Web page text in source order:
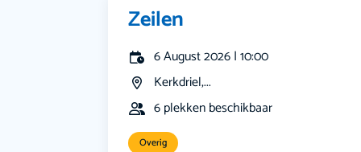
Zeilen
6 August 2026 | 10:00
Kerkdriel,...
6 plekken beschikbaar
Overig